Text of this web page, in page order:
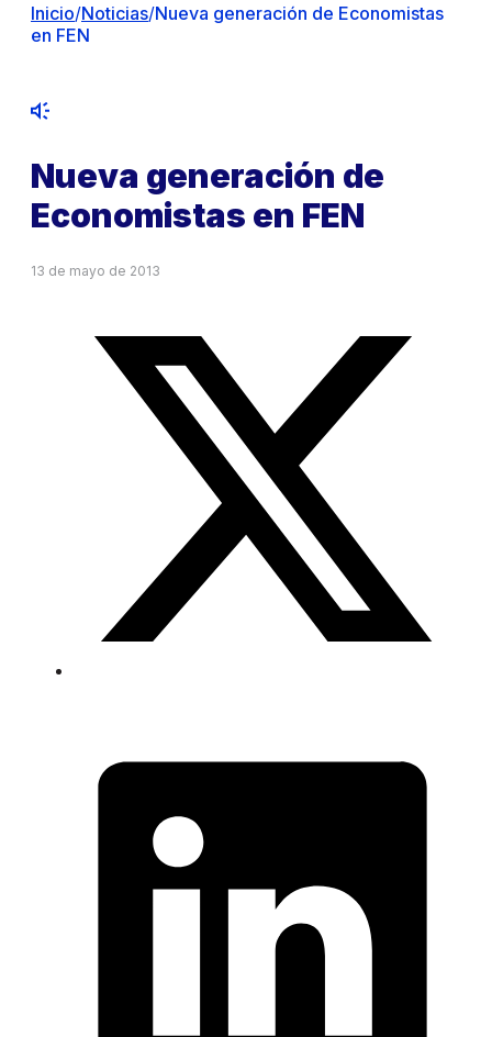
Inicio/Noticias/Nueva generación de Economistas
en FEN
Nueva generación de
Economistas en FEN
13 de mayo de 2013